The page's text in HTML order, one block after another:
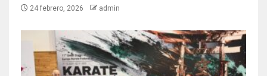
24 febrero, 2026 admin